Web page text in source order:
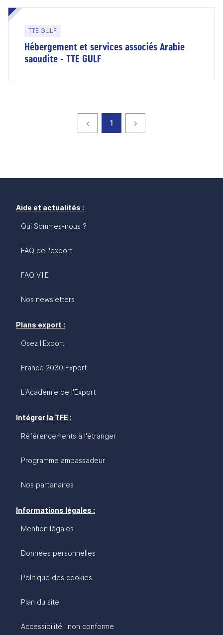
TTE GULF
Hébergement et services associés Arabie
saoudite - TTE GULF
Page précédente
page
1
Aide et actualités :
Qui Sommes-nous ?
FAQ de l'export
FAQ V.I.E
Nos newsletters
Plans export :
Osez l'Export
France 2030 Export
L'Académie de l'Export
Intégrer la TFE :
Référencements à l'étranger
Programme ambassadeur
Nos partenaires
Informations légales :
Mention légales
Données personnelles
Politique des cookies
Plan du site
Accessibilité : non conforme